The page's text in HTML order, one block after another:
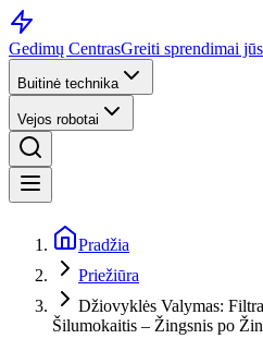
Gedimų CentrasGreiti sprendimai
Buitinė technika
Vejos robotai
Pradžia
Priežiūra
Džiovyklės Valymas:
Šilumokaitis – Žingsnis po